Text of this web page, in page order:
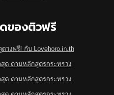
ของติวฟรี
วงฟรี! กับ Lovehoro.in.th
ด ตามหลักสูตรกระทรวง
ด ตามหลักสูตรกระทรวง